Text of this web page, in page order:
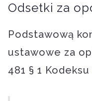
Odsetki za
Podstawową
ustawowe za
481 § 1